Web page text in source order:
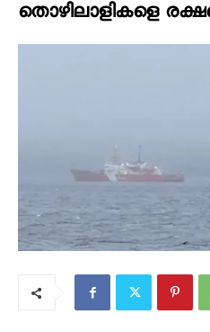
തൊഴിലാളികളെ